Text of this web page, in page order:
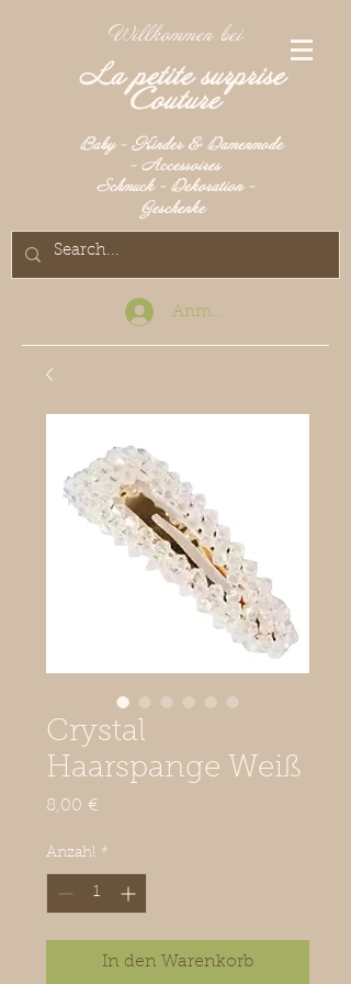
Willkommen bei
La petite surprise
Couture
Baby - Kinder & Damenmode
- Accessoires
Schmuck - Dekoration -
Geschenke
Anmelden
Crystal
Haarspange Weiß
8,00 €Preis
Anzahl *
In den Warenkorb